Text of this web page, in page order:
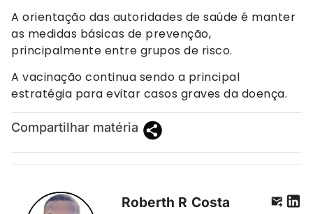
A orientação das autoridades de saúde é manter
as medidas básicas de prevenção,
principalmente entre grupos de risco.
A vacinação continua sendo a principal
estratégia para evitar casos graves da doença.
Compartilhar matéria
Roberth R Costa